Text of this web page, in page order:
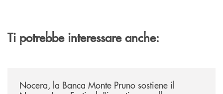
Ti potrebbe interessare anche:
Nocera, la Banca Monte Pruno sostiene il